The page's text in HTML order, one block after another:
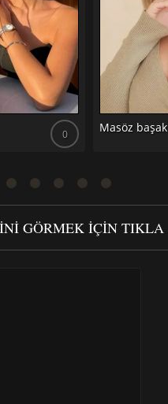
0 Masöz başak
GÖRMEK IÇIN TIKLA